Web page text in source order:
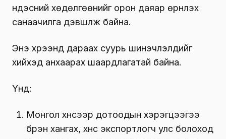
үндэсний хөдөлгөөнийг орон даяар өрнүүлэх
санаачилга дэвшүүлж байна.
Энэ хүрээнд дараах суурь шинэчлэлүүдийг
хийхэд анхаарах шаардлагатай байна.
Үүнд:
Монгол хүнсээр дотоодын хэрэгцээгээ
бүрэн хангах, хүнс экспортлогч улс болоход